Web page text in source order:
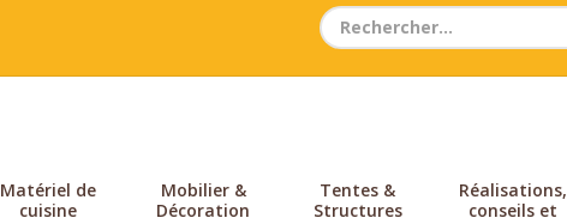
Search
Matériel de
cuisine
Mobilier &
Décoration
Tentes &
Structures
Réalisations,
conseils et